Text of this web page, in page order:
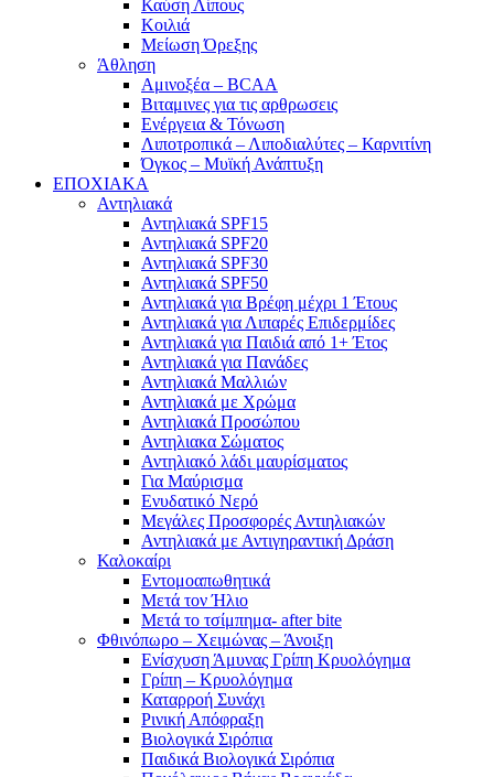
Καύση Λίπους
Κοιλιά
Μείωση Όρεξης
Άθληση
Αμινοξέα – BCAA
Βιταμινες για τις αρθρωσεις
Ενέργεια & Τόνωση
Λιποτροπικά – Λιποδιαλύτες – Καρνιτίνη
Όγκος – Μυϊκή Ανάπτυξη
ΕΠΟΧΙΑΚΑ
Αντηλιακά
Αντηλιακά SPF15
Αντηλιακά SPF20
Αντηλιακά SPF30
Αντηλιακά SPF50
Αντηλιακά για Βρέφη μέχρι 1 Έτους
Αντηλιακά για Λιπαρές Επιδερμίδες
Αντηλιακά για Παιδιά από 1+ Έτος
Αντηλιακά για Πανάδες
Αντηλιακά Μαλλιών
Αντηλιακά με Χρώμα
Αντηλιακά Προσώπου
Αντηλιακα Σώματος
Αντηλιακό λάδι μαυρίσματος
Για Μαύρισμα
Ενυδατικό Νερό
Μεγάλες Προσφορές Αντιηλιακών
Αντηλιακά με Αντιγηραντική Δράση
Καλοκαίρι
Εντομοαπωθητικά
Μετά τον Ήλιο
Μετά το τσίμπημα- after bite
Φθινόπωρο – Χειμώνας – Άνοιξη
Ενίσχυση Άμυνας Γρίπη Κρυολόγημα
Γρίπη – Κρυολόγημα
Καταρροή Συνάχι
Ρινική Απόφραξη
Βιολογικά Σιρόπια
Παιδικά Βιολογικά Σιρόπια